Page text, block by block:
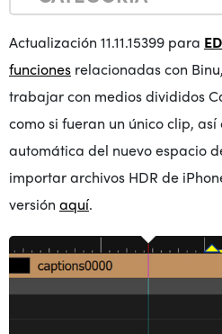
Actualización 11.11.15399 para
funciones relacionadas con
trabajar con medios divididos
como si fueran un únicoclip, así
automática del nuevo espacio
importararchivos HDR de
versión aquí.